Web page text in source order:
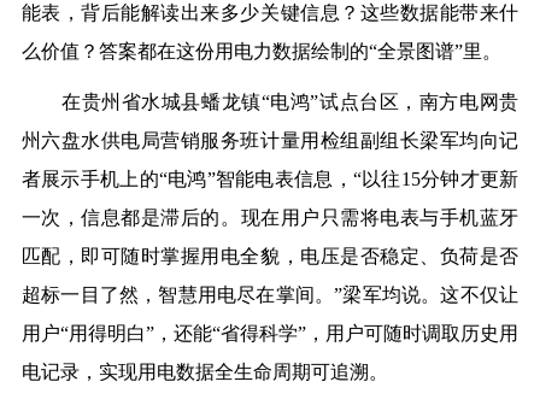
能表，背后能解读出来多少关键信息？这些数据能带来什
么价值？答案都在这份用电力数据绘制的“全景图谱”里。
在贵州 省水城县蟠龙镇“电鸿”试点台区，南方电网贵
州六盘水供电局营销服务班计量用检组副组长梁军均向记
者展示手机上的“电鸿”智能电表信息，“以往15分钟才更新
一次，信息都是滞后的 。 现在用户只需将电表与手机蓝牙
匹配，即可随时掌握用电全貌，电压是否稳定、负荷是否
超标一目了然， 智慧用电尽在掌间。”梁军均说。这不仅让
用户“用得明白”，还能“省得科学”，用户可随时调取历史用
电记录，实现用电数据全生命周期可追溯。